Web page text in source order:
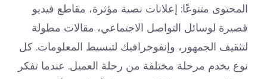
المحتوى متنوعًا: إعلانات نصية مؤثرة، مقاطع فيديو
قصيرة لوسائل التواصل الاجتماعي، مقالات مطولة
لتثقيف الجمهور، وإنفوجرافيك لتبسيط المعلومات. كل
نوع يخدم مرحلة مختلفة من رحلة العميل. عندما تفكر